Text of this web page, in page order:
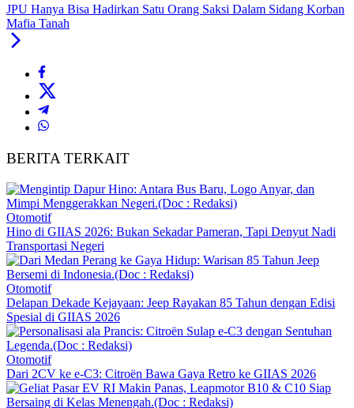
JPU Hanya Bisa Hadirkan Satu Orang Saksi Dalam Sidang Korban
Mafia Tanah
BERITA TERKAIT
Otomotif
Hino di GIIAS 2026: Bukan Sekadar Pameran, Tapi Denyut Nadi
Transportasi Negeri
Otomotif
Delapan Dekade Kejayaan: Jeep Rayakan 85 Tahun dengan Edisi
Spesial di GIIAS 2026
Otomotif
Dari 2CV ke e-C3: Citroën Bawa Gaya Retro ke GIIAS 2026